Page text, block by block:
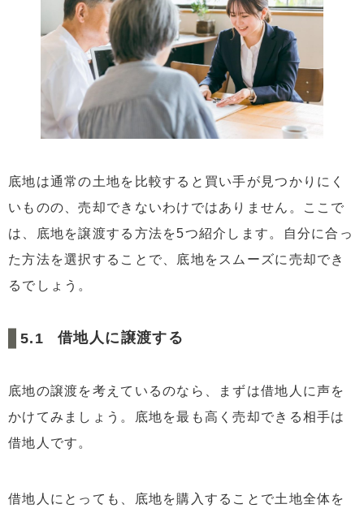
底地は通常の土地を比較すると買い手が見つかりにく
いものの、売却できないわけではありません。ここで
は、底地を譲渡する方法を5つ紹介します。自分に合っ
た方法を選択することで、底地をスムーズに売却でき
るでしょう。
借地人に譲渡する
底地の譲渡を考えているのなら、まずは借地人に声を
かけてみましょう。底地を最も高く売却できる相手は
借地人です。
借地人にとっても、底地を購入することで土地全体を